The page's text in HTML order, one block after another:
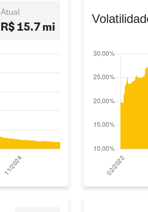
Atual
R$ 15.7 mi